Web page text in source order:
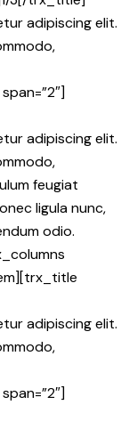
adipiscing elit.
adipiscing elit.
feugiat
ligula nunc,
odio.
adipiscing elit.